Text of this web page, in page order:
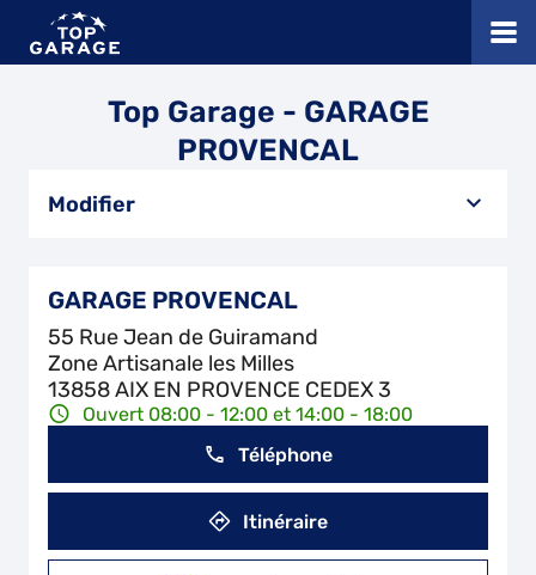
Top Garage - GARAGE
PROVENCAL
Modifier
GARAGE PROVENCAL
55 Rue Jean de Guiramand
Zone Artisanale les Milles
13858 AIX EN PROVENCE CEDEX 3
Ouvert 08:00 - 12:00 et 14:00 - 18:00
Téléphone
Itinéraire